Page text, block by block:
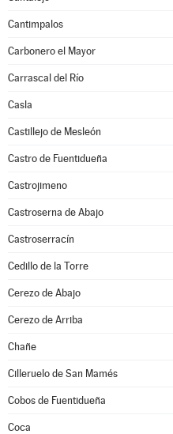
Cantimpalos
Carbonero el Mayor
Carrascal del Río
Casla
Castillejo de Mesleón
Castro de Fuentidueña
Castrojimeno
Castroserna de Abajo
Castroserracín
Cedillo de la Torre
Cerezo de Abajo
Cerezo de Arriba
Chañe
Cilleruelo de San Mamés
Cobos de Fuentidueña
Coca